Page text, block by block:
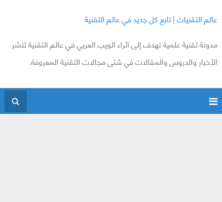
عالم التقنيات | تابع كل جديد في عالم التقنية
مدونة تقنية علمية تهدف إلى اثراء الويب العربي في عالم التقنية تنشر
الأخبار والدروس والمقالات في شتى مجالات التقنية المعروفة.